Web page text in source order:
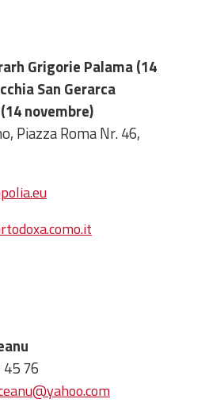
Mănăstiri,
biserici și
monumente
Diaconii
Centre și
Cimitire
pastorale
multimedia
ortodoxe
Grigorie Palama (14
San Gerarca
novembre)
Piazza Roma Nr. 46,
76